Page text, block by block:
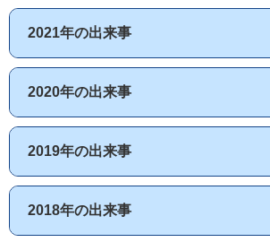
2021年の出来事
2020年の出来事
2019年の出来事
2018年の出来事